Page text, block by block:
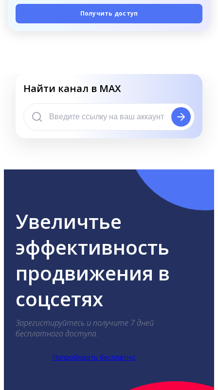
Получить доступ
Найти канал в MAX
Увеличтье
эффективность
продвижения в
соцсетях
Зарегистируйтесь и получите 7 дней
бесплатного доступа.
Попробовать бесплатно